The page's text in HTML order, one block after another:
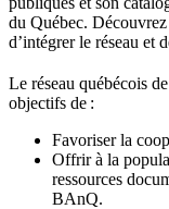
du Québec.
d’intégrer le réseau et
Le réseau québécois
objectifs de :
Favoriser la
Offrir à la
ressources
BAnQ.